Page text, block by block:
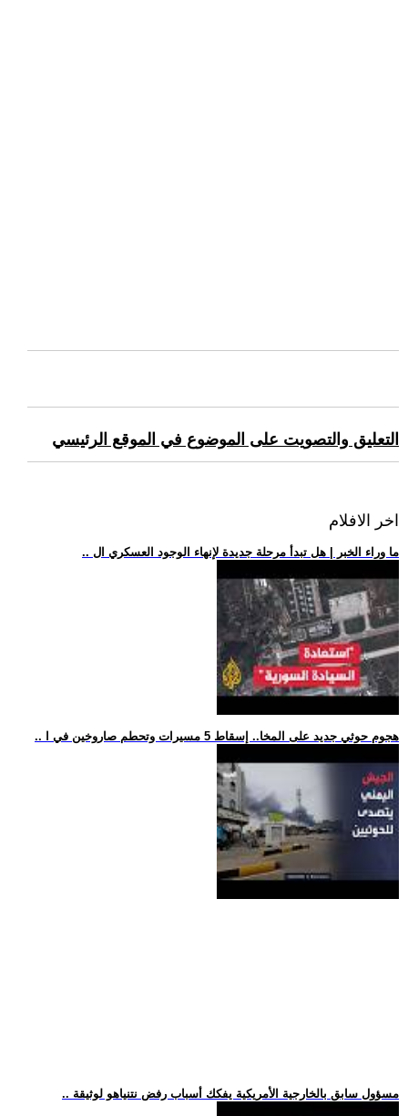
التعليق والتصويت على الموضوع في الموقع الرئيسي
اخر الافلام
.. ما وراء الخبر | هل تبدأ مرحلة جديدة لإنهاء الوجود العسكري ال
.. هجوم حوثي جديد على المخا.. إسقاط 5 مسيرات وتحطم صاروخين في ا
.. مسؤول سابق بالخارجية الأمريكية يفكك أسباب رفض نتنياهو لوثيقة